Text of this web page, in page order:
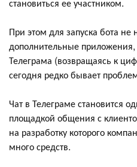
При этом для запуска бота не
дополнительные приложения,
Телеграма (возвращаясь к
сегодня редко бывает
Чат в Телеграме становится
площадкой общения с
на разработку которого
много средств.